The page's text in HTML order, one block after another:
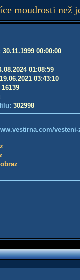
moudrosti než
30.11.1999 00:00:00
01:08:59
19.06.2021 03:43:10
16139
302998
vesteni-